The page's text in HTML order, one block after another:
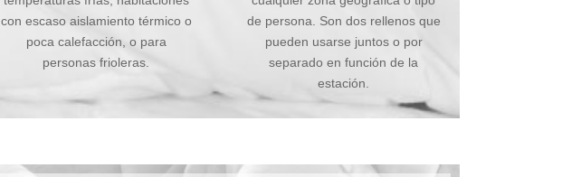
con escaso aislamiento térmico o
poca calefacción, o para
personas frioleras.
de persona. Son dos rellenos que
pueden usarse juntos o por
separado en función de la
estación.